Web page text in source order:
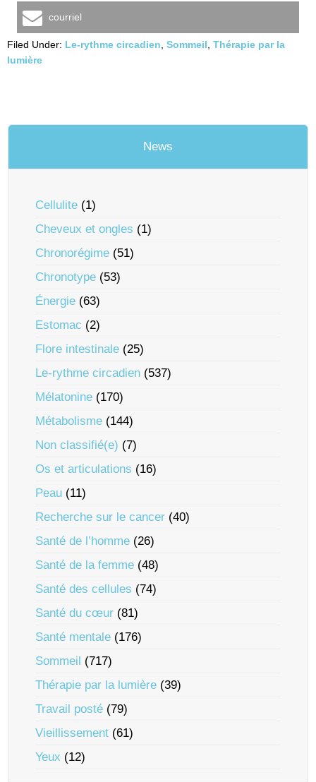
courriel
Filed Under: Le-rythme circadien Sommeil Thérapie par la
lumière
News
Cellulite (1)
Cheveux et ongles (1)
Chronorégime (51)
Chronotype (53)
Énergie (63)
Estomac (2)
Flore intestinale (25)
Le-rythme circadien (537)
Mélatonine (170)
Métabolisme (144)
Non classifié(e) (7)
Os et articulations (16)
Peau (11)
Recherche sur le cancer (40)
Santé de l’homme (26)
Santé de la femme (48)
Santé des cellules (74)
Santé du cœur (81)
Santé mentale (176)
Sommeil (717)
Thérapie par la lumière (39)
Travail posté (79)
Vieillissement (61)
Yeux (12)